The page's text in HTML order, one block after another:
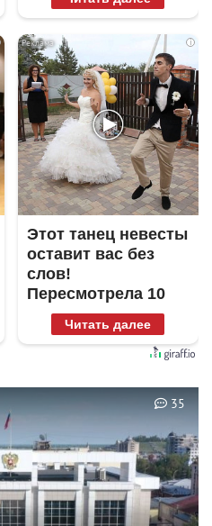
i
Этот танец невесты
оставит вас без
слов!
Пересмотрела 10
раз
Читать далее
35